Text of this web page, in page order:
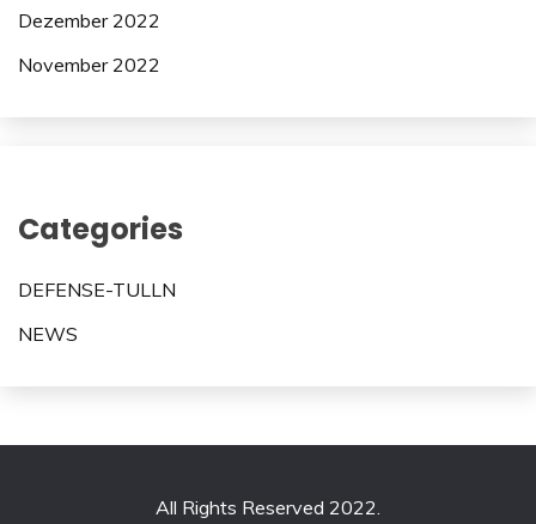
Dezember 2022
November 2022
Categories
DEFENSE-TULLN
NEWS
All Rights Reserved 2022.